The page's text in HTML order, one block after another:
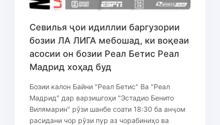
Севилья ҷои идиллии баргузории
бозии ЛА ЛИГА мебошад, ки воқеаи
асосии он бозии Реал Бетис Реал
Мадрид хоҳад буд
Бозии калон Байни "Реал Бетис" Ва "Реал
Мадрид" дар варзишгоҳи "Эстадио Бенито
Вилямарин" рӯзи шанбе соати 18:30 ба анҷом
расидани чор рӯзи пур аз чорабиниҳо ва